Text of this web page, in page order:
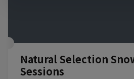
Natural Selection
Sessions